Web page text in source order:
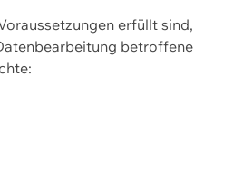
erfüllt sind,
betroffene